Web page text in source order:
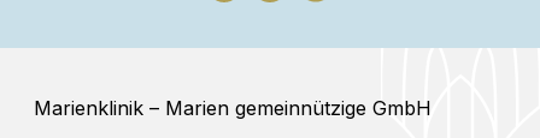
Marienklinik – Marien gemeinnützige GmbH